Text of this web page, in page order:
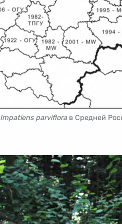
Impatiens parvifloraв Средней